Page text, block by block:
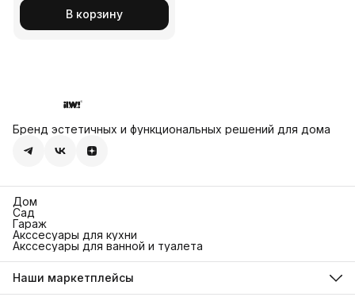
В корзину
Бренд эстетичных и функциональных решений для дома
Дом
Сад
Гараж
Акссесуары для кухни
Акссесуары для ванной и туалета
Наши маркетплейсы